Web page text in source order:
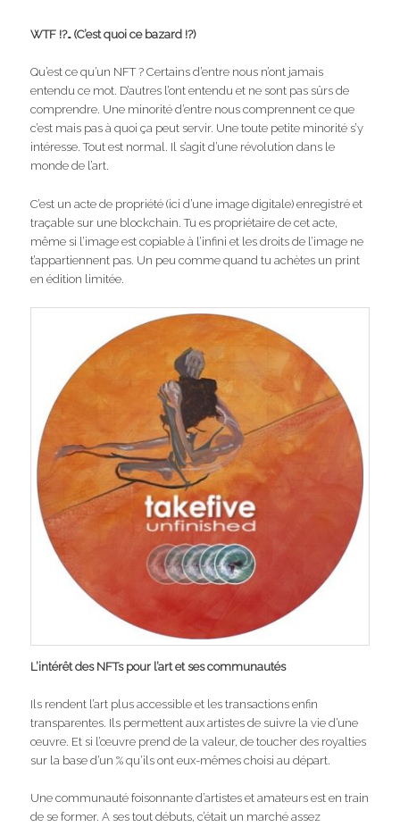
WTF !?… (C’est quoi ce bazard !?)
Qu’est ce qu’un NFT ? Certains d’entre nous n’ont jamais
entendu ce mot. D’autres l’ont entendu et ne sont pas sûrs de
comprendre. Une minorité d’entre nous comprennent ce que
c’est mais pas à quoi ça peut servir. Une toute petite minorité s’y
intéresse. Tout est normal. Il s’agit d’une révolution dans le
monde de l’art.
C’est un acte de propriété (ici d’une image digitale) enregistré et
traçable sur une blockchain. Tu es propriétaire de cet acte,
même si l’image est copiable à l’infini et les droits de l’image ne
t’appartiennent pas. Un peu comme quand tu achètes un print
en édition limitée.
L’intérêt des NFTs pour l’art et ses communautés
Ils rendent l’art plus accessible et les transactions enfin
transparentes. Ils permettent aux artistes de suivre la vie d’une
œuvre. Et si l’œuvre prend de la valeur, de toucher des royalties
sur la base d’un % qu’ils ont eux-mêmes choisi au départ.
Une communauté foisonnante d’artistes et amateurs est en train
de se former. A ses tout débuts, c’était un marché assez